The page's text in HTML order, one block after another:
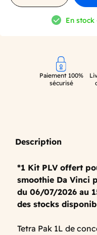
En
Paiement 100%
sécurisé
Description
*1 Kit PLV offert
smoothie Da Vinci
du 06/07/2026 au
des stocks
Tetra Pak 1L de